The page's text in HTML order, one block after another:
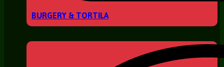
BURGERY & TORTILA